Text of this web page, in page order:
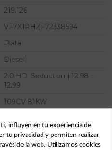
219.126
VF7X1RHZF72338594
Plata
Diesel
2.0 HDi Seduction | 12.98 -
12.99
109CV 81KW
Seduction | 12.98 - 12.99
49349
influyen en tu experiencia de
tu privacidad y permiten realizar
de la web. Utilizamos cookies